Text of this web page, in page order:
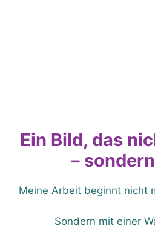
Ein Bild, das
–
Meine Arbeit beginnt nicht
Sondern mit einer